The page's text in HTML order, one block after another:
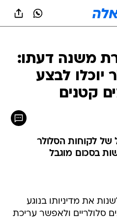
משנה דעתו:
יוכלו לבצע
קטנים
לקוחות הסלולר
בסכום מוגבל
את מדיניותו בנוגע
סלולריים ולאפשר עריכת